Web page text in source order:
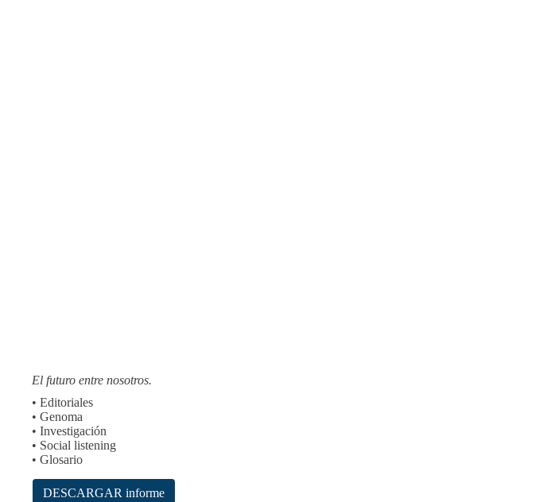
El futuro entre nosotros.
• Editoriales
• Genoma
• Investigación
• Social listening
• Glosario
DESCARGAR informe